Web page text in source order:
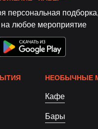
персональная
на любое мероприятие
НЕОБЫЧНЫЕ
Кафе
Бары